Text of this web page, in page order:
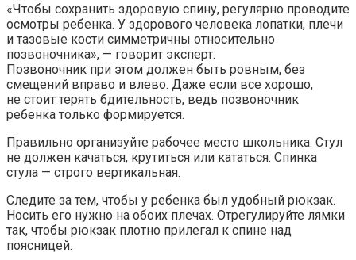
«Чтобы сохранить здоровую спину, регулярно проводите
осмотры ребенка. У здорового человека лопатки, плечи
и тазовые кости симметричны относительно
позвоночника», — говорит эксперт.
Позвоночник при этом должен быть ровным, без
смещений вправо и влево. Даже если все хорошо,
не стоит терять бдительность, ведь позвоночник
ребенка только формируется.
Правильно организуйте рабочее место школьника. Стул
не должен качаться, крутиться или кататься. Спинка
стула — строго вертикальная.
Следите за тем, чтобы у ребенка был удобный рюкзак.
Носить его нужно на обоих плечах. Отрегулируйте лямки
так, чтобы рюкзак плотно прилегал к спине над
поясницей.